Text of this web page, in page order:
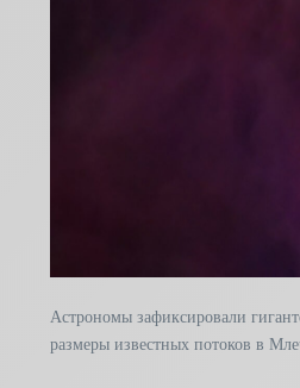
Астрономы зафиксировали
размеры известных потоков в